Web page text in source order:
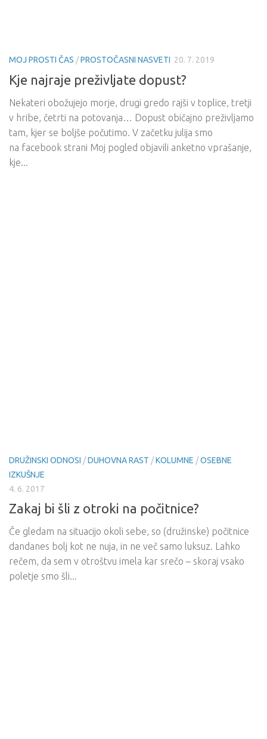
MOJ PROSTI ČAS /PROSTOČASNI NASVETI 20. 7. 2019
Kje najraje preživljate dopust?
Nekateri obožujejo morje, drugi gredo rajši v toplice, tretji
v hribe, četrti na potovanja… Dopust običajno preživljamo
tam, kjer se boljše počutimo. V začetku julija smo
na facebook strani Moj pogled objavili anketno vprašanje,
kje...
DRUŽINSKI ODNOSI /DUHOVNA RAST /KOLUMNE /OSEBNE
IZKUŠNJE
4. 6. 2017
Zakaj bi šli z otroki na počitnice?
Če gledam na situacijo okoli sebe, so (družinske) počitnice
dandanes bolj kot ne nuja, in ne več samo luksuz. Lahko
rečem, da sem v otroštvu imela kar srečo – skoraj vsako
poletje smo šli...